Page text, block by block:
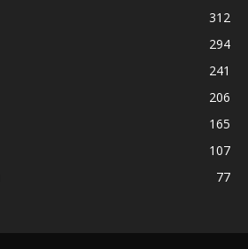
312
294
241
206
165
107
77